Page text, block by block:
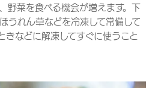
野菜を食べる機会が増えます。下
うれん草などを冷凍して常備して
きなどに解凍してすぐに使うこと